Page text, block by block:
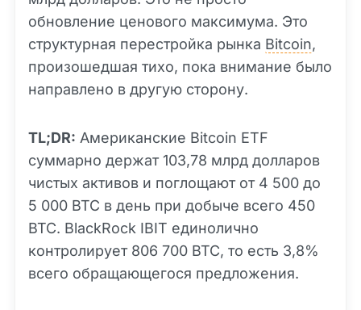
обновление ценового максимума. Это
структурная перестройка рынка Bitcoin,
произошедшая тихо, пока внимание было
направлено в другую сторону.
TL;DR: Американские Bitcoin ETF
суммарно держат 103,78 млрд долларов
чистых активов и поглощают от 4 500 до
5 000 BTC в день при добыче всего 450
BTC. BlackRock IBIT единолично
контролирует 806 700 BTC, то есть 3,8%
всего обращающегося предложения.